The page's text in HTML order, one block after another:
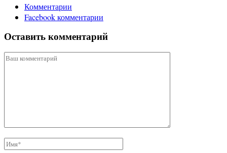
Комментарии
Facebook комментарии
Оставить комментарий